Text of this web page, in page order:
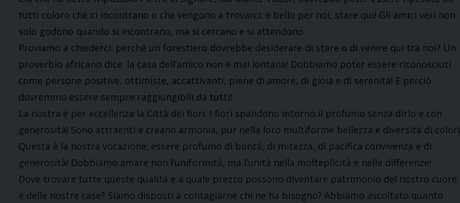
tutti coloro che ci incontrano o che vengono a trovarci: è bello per noi, stare qui! Gli amici veri non
solo godono quando si incontrano, ma si cercano e si attendono.
Proviamo a chiederci: perché un forestiero dovrebbe desiderare di stare o di venire qui tra noi? Un
proverbio africano dice: la casa dell’amico non è mai lontana! Dobbiamo poter essere riconosciuti
come persone positive, ottimiste, accattivanti, piene di amore, di gioia e di serenità! E perciò
dovremmo essere sempre raggiungibili da tutti!
La nostra è per eccellenza la Città dei fiori. I fiori spandono intorno il profumo senza dirlo e con
generosità! Sono attraenti e creano armonia, pur nella loro multiforme bellezza e diversità di
Questa è la nostra vocazione: essere profumo di bontà, di mitezza, di pacifica convivenza e di
generosità! Dobbiamo amare non l’uniformità, ma l’unità nella molteplicità e nelle differenze!
Dove trovare tutte queste qualità e a quale prezzo possono diventare patrimonio del nostro cuore
e delle nostre case? Siamo disposti a contagiarne chi ne ha bisogno? Abbiamo ascoltato quanto